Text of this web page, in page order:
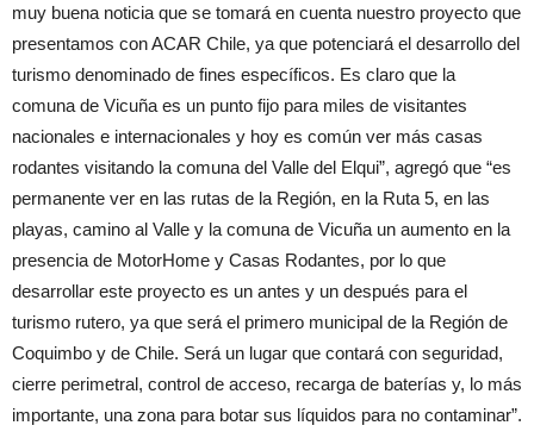
muy buena noticia que se tomará en cuenta nuestro proyecto que
presentamos con ACAR Chile, ya que potenciará el desarrollo del
turismo denominado de fines específicos. Es claro que la
comuna de Vicuña es un punto fijo para miles de visitantes
nacionales e internacionales y hoy es común ver más casas
rodantes visitando la comuna del Valle del Elqui”, agregó que “es
permanente ver en las rutas de la Región, en la Ruta 5, en las
playas, camino al Valle y la comuna de Vicuña un aumento en la
presencia de MotorHome y Casas Rodantes, por lo que
desarrollar este proyecto es un antes y un después para el
turismo rutero, ya que será el primero municipal de la Región de
Coquimbo y de Chile. Será un lugar que contará con seguridad,
cierre perimetral, control de acceso, recarga de baterías y, lo más
importante, una zona para botar sus líquidos para no contaminar”.